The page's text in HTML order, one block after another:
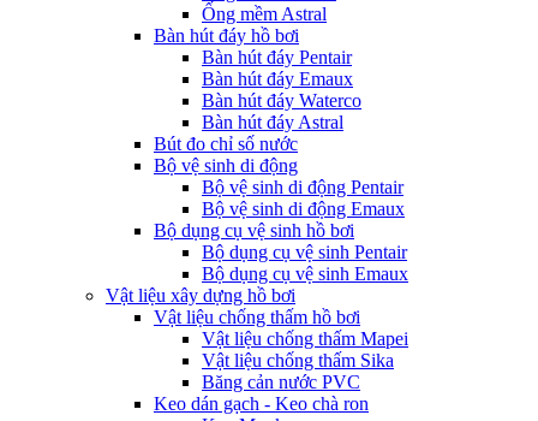
Ống mềm Astral
Bàn hút đáy hồ bơi
Bàn hút đáy Pentair
Bàn hút đáy Emaux
Bàn hút đáy Waterco
Bàn hút đáy Astral
Bút đo chỉ số nước
Bộ vệ sinh di động
Bộ vệ sinh di động Pentair
Bộ vệ sinh di động Emaux
Bộ dụng cụ vệ sinh hồ bơi
Bộ dụng cụ vệ sinh Pentair
Bộ dụng cụ vệ sinh Emaux
Vật liệu xây dựng hồ bơi
Vật liệu chống thấm hồ bơi
Vật liệu chống thấm Mapei
Vật liệu chống thấm Sika
Băng cản nước PVC
Keo dán gạch - Keo chà ron